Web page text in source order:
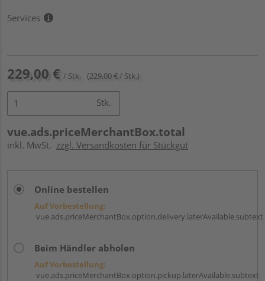
Services
229,00 € / Stk. (229,00 € / Stk.)
Stk.
vue.ads.priceMerchantBox.total
inkl. MwSt. zzgl. Versandkosten für Stückgut
Online bestellen
Auf Vorbestellung:
vue.ads.priceMerchantBox.option.delivery.laterAvailable.subtext
Beim Händler abholen
Auf Vorbestellung:
vue.ads.priceMerchantBox.option.pickup.laterAvailable.subtext